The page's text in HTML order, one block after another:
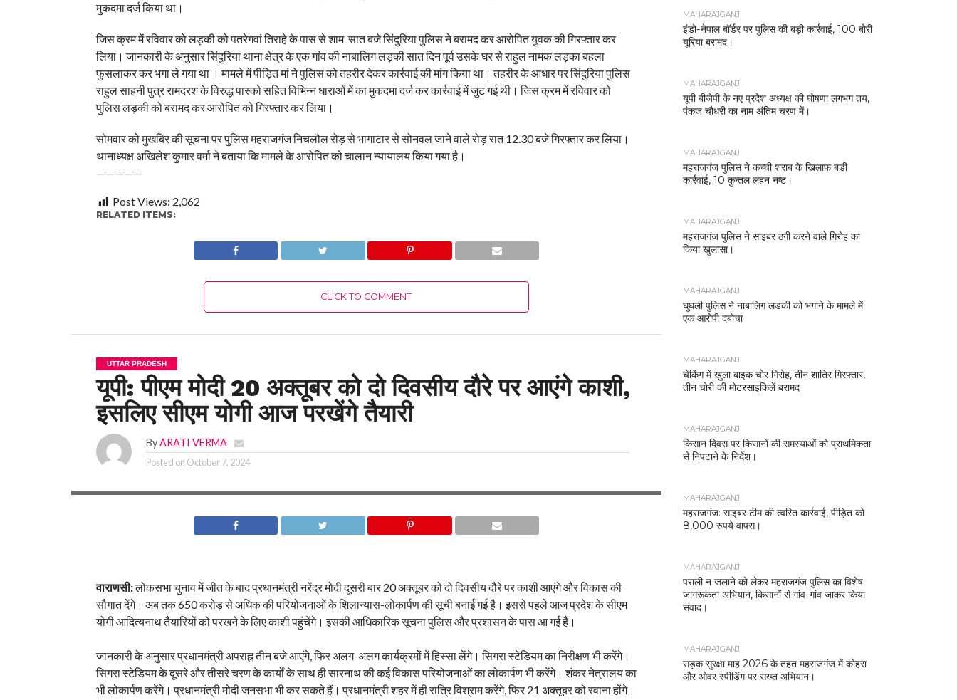
मुकदमा दर्ज किया था।
जिस क्रम में रविवार को लड़की को पतरेगवां तिराहे के पास से शाम सात बजे सिंदुरिया पुलिस ने बरामद कर आरोपित युवक की गिरफ्तार कर
लिया। जानकारी के अनुसार सिंदुरिया थाना क्षेत्र के एक गांव की नाबालिग लड़की सात दिन पूर्व उसके घर से राहुल नामक लड़का बहला
फुसलाकर कर भगा ले गया था । मामले में पीड़ित मां ने पुलिस को तहरीर देकर कार्रवाई की मांग किया था। तहरीर के आधार पर सिंदुरिया पुलिस
राहुल साहनी पुत्र रामदरश के विरुद्ध पास्को सहित विभिन्न धाराओं में का मुकदमा दर्ज कर कार्रवाई में जुट गई थी। जिस क्रम में रविवार को
पुलिस लड़की को बरामद कर आरोपित को गिरफ्तार कर लिया।
सोमवार को मुखबिर की सूचना पर पुलिस महराजगंज निचलौल रोड़ से भागाटार से सोनवल जाने वाले रोड़ रात 12.30 बजे गिरफ्तार कर लिया।
थानाध्यक्ष अखिलेश कुमार वर्मा ने बताया कि मामले के आरोपित को चालान न्यायालय किया गया है।
—————
Post Views: 2,062
RELATED ITEMS:
CLICK TO COMMENT
UTTAR PRADESH
यूपी: पीएम मोदी 20 अक्तूबर को दो दिवसीय दौरे पर आएंगे काशी,
इसलिए सीएम योगी आज परखेंगे तैयारी
ByARATI VERMA
Posted on October 7, 2024
वाराणसी:लोकसभा चुनाव में जीत के बाद प्रधानमंत्री नरेंद्र मोदी दूसरी बार 20 अक्तूबर को दो दिवसीय दौरे पर काशी आएंगे और विकास की
सौगात देंगे। अब तक 650 करोड़ से अधिक की परियोजनाओं के शिलान्यास-लोकार्पण की सूची बनाई गई है। इससे पहले आज प्रदेश के सीएम
योगी आदित्यनाथ तैयारियों को परखने के लिए काशी पहुंचेंगे। इसकी आधिकारिक सूचना पुलिस और प्रशासन के पास आ गई है।
जानकारी के अनुसार प्रधानमंत्री अपराह्न तीन बजे आएंगे, फिर अलग-अलग कार्यक्रमों में हिस्सा लेंगे। सिगरा स्टेडियम का निरीक्षण भी करेंगे।
सिगरा स्टेडियम के दूसरे और तीसरे चरण के कार्यों के साथ ही सारनाथ की कई विकास परियोजनाओं का लोकार्पण भी करेंगे। शंकर नेत्रालय का
भी लोकार्पण करेंगे। प्रधानमंत्री मोदी जनसभा भी कर सकते हैं। प्रधानमंत्री शहर में ही रात्रि विश्राम करेंगे, फिर 21 अक्तूबर को रवाना होंगे।
MAHARAJGANJ
इंडो-नेपाल बॉर्डर पर पुलिस की बड़ी कार्रवाई, 100 बोरी
यूरिया बरामद।
MAHARAJGANJ
यूपी बीजेपी के नए प्रदेश अध्यक्ष की घोषणा लगभग तय,
पंकज चौधरी का नाम अंतिम चरण में।
MAHARAJGANJ
महराजगंज पुलिस ने कच्ची शराब के खिलाफ बड़ी
कार्रवाई, 10 कुन्तल लहन नष्ट।
MAHARAJGANJ
महराजगंज पुलिस ने साइबर ठगी करने वाले गिरोह का
किया खुलासा।
MAHARAJGANJ
घुघली पुलिस ने नाबालिग लड़की को भगाने के मामले में
एक आरोपी दबोचा
MAHARAJGANJ
चेकिंग में खुला बाइक चोर गिरोह, तीन शातिर गिरफ्तार,
तीन चोरी की मोटरसाइकिलें बरामद
MAHARAJGANJ
किसान दिवस पर किसानों की समस्याओं को प्राथमिकता
से निपटाने के निर्देश।
MAHARAJGANJ
महराजगंज: साइबर टीम की त्वरित कार्रवाई, पीड़ित को
8,000 रुपये वापस।
MAHARAJGANJ
पराली न जलाने को लेकर महराजगंज पुलिस का विशेष
जागरूकता अभियान, किसानों से गांव-गांव जाकर किया
संवाद।
MAHARAJGANJ
सड़क सुरक्षा माह 2026 के तहत महराजगंज में कोहरा
और ओवर स्पीडिंग पर सख्त अभियान।